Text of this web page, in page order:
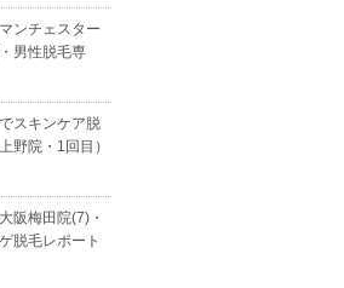
ンチェスター
男性脱毛専
スキンケア脱
野院・1回目）
阪梅田院(7)・
脱毛レポート